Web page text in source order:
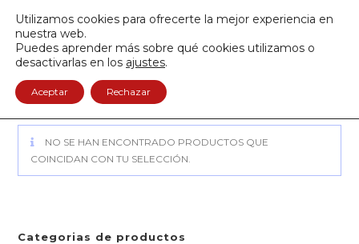
Envío GRATIS a partir de 50€
NO SE HAN ENCONTRADO PRODUCTOS QUE
COINCIDAN CON TU SELECCIÓN.
Categorias de productos
Utilizamos cookies para ofrecerte la mejor experiencia en
nuestra web.
Puedes aprender más sobre qué cookies utilizamos o
desactivarlas en los ajustes.
Aceptar Rechazar